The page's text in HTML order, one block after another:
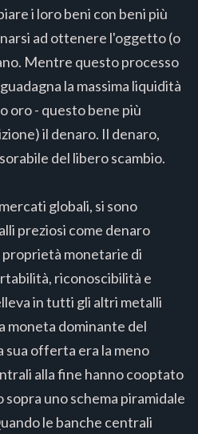
i loro beni con beni più
ad ottenere l'oggetto (o
Mentre questo processo
la massima liquidità
oro - questo bene più
il denaro. Il denaro,
del libero scambio.
globali, si sono
preziosi come denaro
monetarie di
riconoscibilità e
in tutti gli altri metalli
moneta dominante del
sua offerta era la meno
alla fine hanno cooptato
uno schema piramidale
le banche centrali